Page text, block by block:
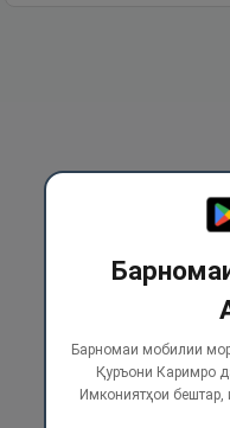
Барномаи мобилии
Қуръони Каримро
Имкониятҳои бештар,